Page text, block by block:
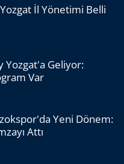
İl Yönetimi Belli
Yozgat'a Geliyor:
Var
Yeni Dönem:
Attı